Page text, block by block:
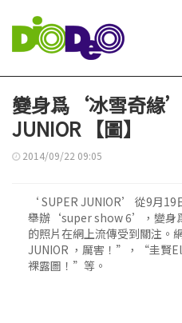
變身爲‘冰雪奇緣
JUNIOR 【圖】
2014/09/22 09:05
‘ SUPER JUNIOR’ 從9月
舉辦‘super show 6’，變身
的照片在網上流傳受到關注。
JUNIOR ，厲害！”，“圭賢
裸露圖！”等。